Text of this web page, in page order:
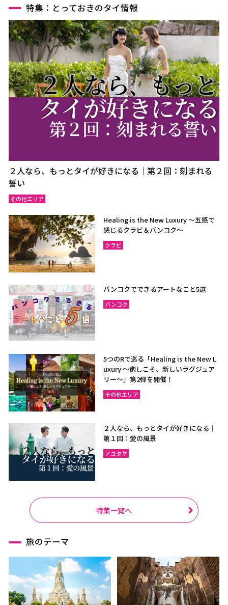
特集：とっておきのタイ情報
２人なら、もっとタイが好きになる｜第２回：刻まれる
誓い
その他エリア
Healing is the New Luxury ～五感で
感じるクラビ＆バンコク～
クラビ
バンコクでできるアートなこと5選
バンコク
5つのRで巡る「Healing is the New L
uxury ～癒しこそ、新しいラグジュア
リー〜」第2弾を開催！
その他エリア
２人なら、もっとタイが好きになる｜
第１回：愛の風景
アユタヤ
特集一覧へ
旅のテーマ